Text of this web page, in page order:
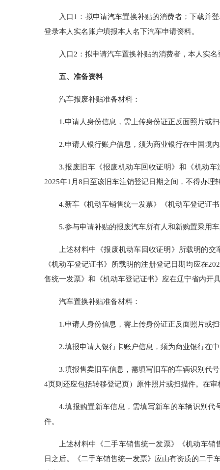
入口1：拟申请汽车置换补贴的消费者；下载并
登录本人实名账户填报本人名下汽车申请资料。
入口2：拟申请汽车置换补贴的消费者，本人实
五、准备资料
汽车报废补贴准备材料：
1.申请人身份信息，需上传身份证正反面照片或
2.申请人银行账户信息，须为商业银行在中国境
3.报废旧车《报废机动车回收证明》和《机动
2025年1月8日至该旧车注销登记日期之间，不得办理
4.新车《机动车销售统一发票》《机动车登记证
5.参与申请补贴的报废汽车所有人和新购置乘用
上述材料中《报废机动车回收证明》所载明的
《机动车登记证书》所载明的注册登记日期均应在
售统一发票》和《机动车登记证书》应在辽宁省内开
汽车置换补贴准备材料：
1.申请人身份信息，需上传身份证正反面照片或
2.填报申请人银行卡账户信息，须为商业银行在
3.填报售卖旧车信息，需填写旧车的车辆识别代
4页则还应包括转移登记页）原件照片或扫描件。在
4.填报购置新车信息，需填写新车的车辆识别
件。
上述材料中《二手车销售统一发票》《机动车
日之后。《二手车销售统一发票》应由有资质的二手